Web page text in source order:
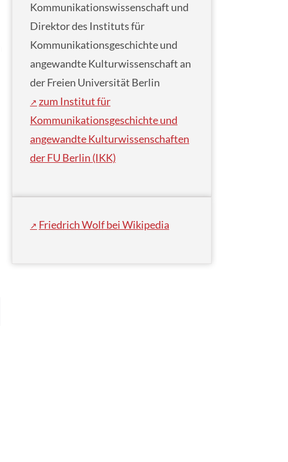
Kommunikationswissenschaft und
Direktor des Instituts für
Kommunikationsgeschichte und
angewandte Kulturwissenschaft an
der Freien Universität Berlin
zum Institut für
Kommunikationsgeschichte und
angewandte Kulturwissenschaften
der FU Berlin (IKK)
Friedrich Wolf bei Wikipedia